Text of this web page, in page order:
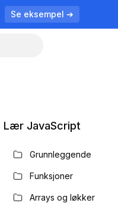
Se eksempel ➔
Lær JavaScript
Grunnleggende
Funksjoner
Arrays og løkker